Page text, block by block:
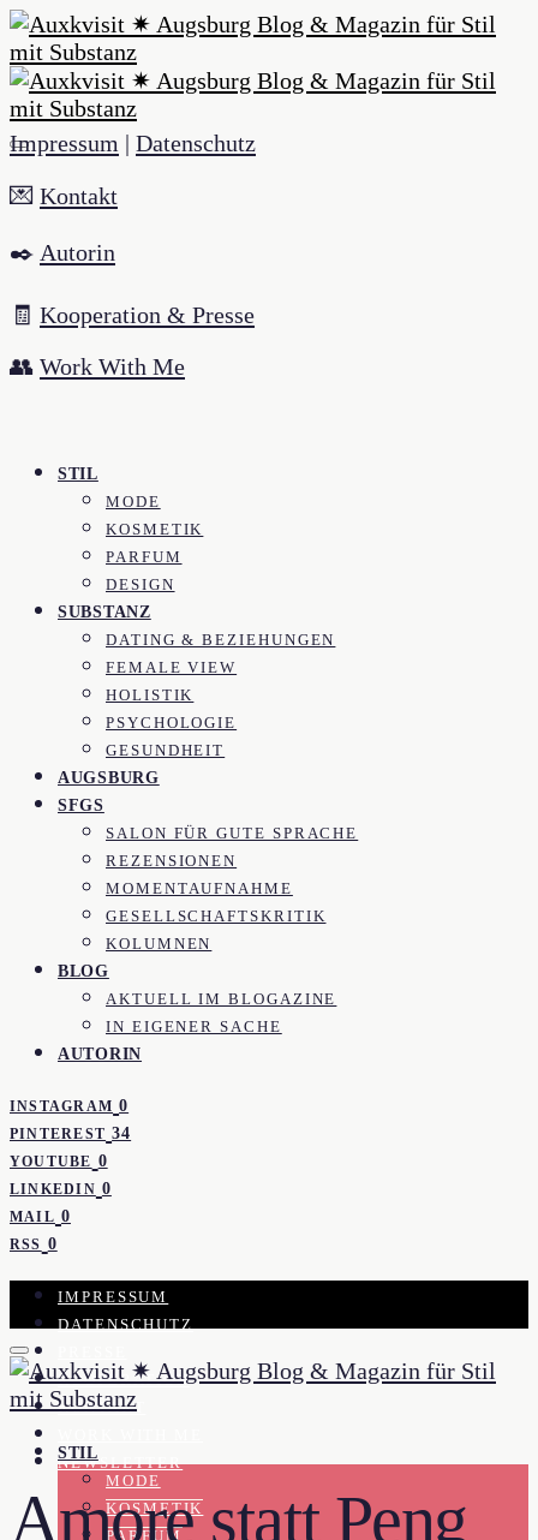
Impressum | Datenschutz
💌 Kontakt
✒️ Autorin
🧾 Kooperation & Presse
👥 Work With Me
STIL
MODE
KOSMETIK
PARFUM
DESIGN
SUBSTANZ
DATING & BEZIEHUNGEN
FEMALE VIEW
HOLISTIK
PSYCHOLOGIE
GESUNDHEIT
AUGSBURG
SFGS
SALON FÜR GUTE SPRACHE
REZENSIONEN
MOMENTAUFNAHME
GESELLSCHAFTSKRITIK
KOLUMNEN
BLOG
AKTUELL IM BLOGAZINE
IN EIGENER SACHE
AUTORIN
INSTAGRAM 0
PINTEREST 34
YOUTUBE 0
LINKEDIN 0
MAIL 0
RSS 0
IMPRESSUM
DATENSCHUTZ
KOOPERATION
KONTAKT
NEWSLETTER
STIL
MODE
KOSMETIK
PARFUM
Amore statt Peng